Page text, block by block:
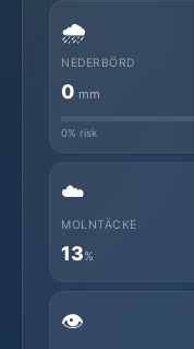
🌧️
NEDERBÖRD
0 mm
0% risk
☁️
MOLNTÄCKE
13%
👁️